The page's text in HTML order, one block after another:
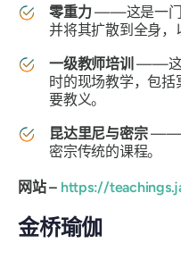
零重力——这是一门
并将其扩散到全身，
一级教师培训 ——这
时的现场教学，包
要教义。
昆达里尼与密宗——
密宗传统的课程。
网站 – https://
金桥瑜伽